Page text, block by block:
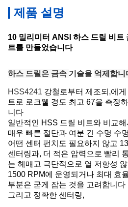
제품 설명
10 밀리미터 ANSI 하스 드릴 비트
트를 만들었습니다
하스 드릴은 금속 기술을 억제합니
HSS4241 강철로부터 제조되,에
트로 로크웰 경도 최고 67을 측정
니다
일반적인 HSS 드릴 비트와 비교
매우 빠른 절단과 여분 긴 수명 수
어떤 센터 펀치도 필요하지 않고
센터링과, 더 적은 압력으로 빨리
는 헤매고 극단적으로 열 저항성
1500 RPM에 운영되거나 최대 효
부분은 굳게 잡는 것을 고려합니다
그리고 정확한 센터링,